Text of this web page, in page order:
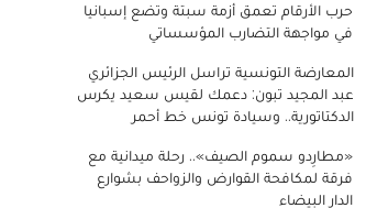
حرب الأرقام تعمق أزمة سبتة وتضع إسبانيا
في مواجهة التضارب المؤسساتي
المعارضة التونسية تراسل الرئيس الجزائري
عبد المجيد تبون: دعمك لقيس سعيد يكرس
الدكتاتورية.. وسيادة تونس خط أحمر
«مطارِدو سموم الصيف».. رحلة ميدانية مع
فرقة لمكافحة القوارض والزواحف بشوارع
الدار البيضاء